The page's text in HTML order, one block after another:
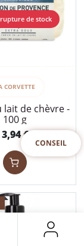
CONSEIL
rupture de stock
CORVETTE
lait de chèvre -
100 g
3,94€